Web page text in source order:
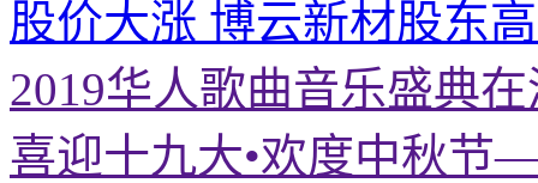
股价大涨 博云新材股东
2019华人歌曲音乐盛典
喜迎十九大•欢度中秋节